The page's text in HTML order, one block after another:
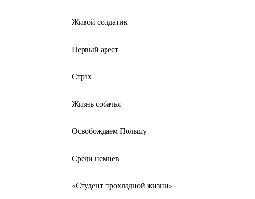
Живой солдатик
Первый арест
Страх
Жизнь собачья
Освобождаем Польшу
Среди немцев
«Студент прохладной жизни»